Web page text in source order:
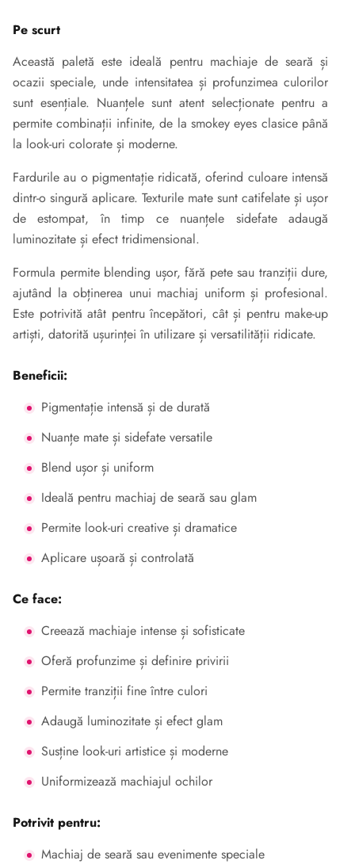
Pe scurt
Această paletă este ideală pentru machiaje de seară și
ocazii speciale, unde intensitatea și profunzimea culorilor
sunt esențiale. Nuanțele sunt atent selecționate pentru a
permite combinații infinite, de la smokey eyes clasice până
la look-uri colorate și moderne.
Fardurile au o pigmentație ridicată, oferind culoare intensă
dintr-o singură aplicare. Texturile mate sunt catifelate și ușor
de estompat, în timp ce nuanțele sidefate adaugă
luminozitate și efect tridimensional.
Formula permite blending ușor, fără pete sau tranziții dure,
ajutând la obținerea unui machiaj uniform și profesional.
Este potrivită atât pentru începători, cât și pentru make-up
artiști, datorită ușurinței în utilizare și versatilității ridicate.
Beneficii:
Pigmentație intensă și de durată
Nuanțe mate și sidefate versatile
Blend ușor și uniform
Ideală pentru machiaj de seară sau glam
Permite look-uri creative și dramatice
Aplicare ușoară și controlată
Ce face:
Creează machiaje intense și sofisticate
Oferă profunzime și definire privirii
Permite tranziții fine între culori
Adaugă luminozitate și efect glam
Susține look-uri artistice și moderne
Uniformizează machiajul ochilor
Potrivit pentru:
Machiaj de seară sau evenimente speciale